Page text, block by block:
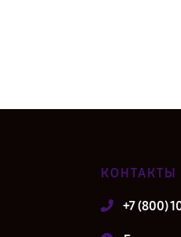
КОНТАКТЫ
+7 (800)